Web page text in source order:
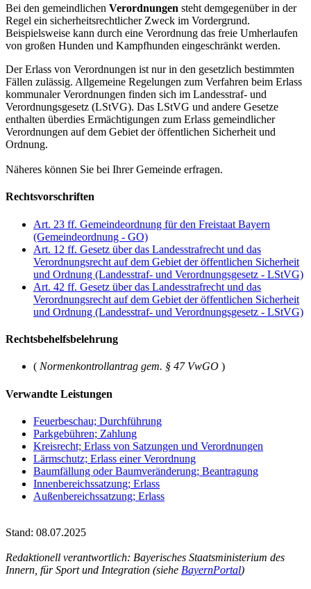
Bei den gemeindlichen Verordnungen steht demgegenüber in der
Regel ein sicherheitsrechtlicher Zweck im Vordergrund.
Beispielsweise kann durch eine Verordnung das freie Umherlaufen
von großen Hunden und Kampfhunden eingeschränkt werden.
Der Erlass von Verordnungen ist nur in den gesetzlich bestimmten
Fällen zulässig. Allgemeine Regelungen zum Verfahren beim Erlass
kommunaler Verordnungen finden sich im Landesstraf- und
Verordnungsgesetz (LStVG). Das LStVG und andere Gesetze
enthalten überdies Ermächtigungen zum Erlass gemeindlicher
Verordnungen auf dem Gebiet der öffentlichen Sicherheit und
Ordnung.
Näheres können Sie bei Ihrer Gemeinde erfragen.
Rechtsvorschriften
Art. 23 ff. Gemeindeordnung für den Freistaat Bayern
(Gemeindeordnung - GO)
Art. 12 ff. Gesetz über das Landesstrafrecht und das
Verordnungsrecht auf dem Gebiet der öffentlichen Sicherheit
und Ordnung (Landesstraf- und Verordnungsgesetz - LStVG)
Art. 42 ff. Gesetz über das Landesstrafrecht und das
Verordnungsrecht auf dem Gebiet der öffentlichen Sicherheit
und Ordnung (Landesstraf- und Verordnungsgesetz - LStVG)
Rechtsbehelfsbelehrung
( Normenkontrollantrag gem. § 47 VwGO )
Verwandte Leistungen
Feuerbeschau; Durchführung
Parkgebühren; Zahlung
Kreisrecht; Erlass von Satzungen und Verordnungen
Lärmschutz; Erlass einer Verordnung
Baumfällung oder Baumveränderung; Beantragung
Innenbereichssatzung; Erlass
Außenbereichssatzung; Erlass
Stand: 08.07.2025
Redaktionell verantwortlich: Bayerisches Staatsministerium des
Innern, für Sport und Integration (siehe BayernPortal)